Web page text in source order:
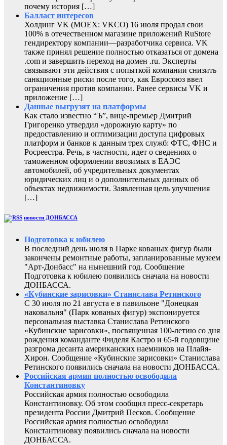
почему история […]
Балласт интересов
Холдинг VK (MOEX: VKCO) 16 июля продал свои
100% в отечественном магазине приложений RuStore
гендиректору компании—разработчика сервиса. VK
также принял решение полностью отказаться от домена
.com и завершить переход на домен .ru. Эксперты
связывают эти действия с попыткой компании снизить
санкционные риски после того, как Евросоюз ввел
ограничения против компании. Ранее сервисы VK и
приложение […]
Данные выгрузят на платформы
Как стало известно “Ъ”, вице-премьер Дмитрий
Григоренко утвердил «дорожную карту» по
предоставлению и оптимизации доступа цифровых
платформ и банков к данным трех служб: ФТС, ФНС и
Росреестра. Речь, в частности, идет о сведениях о
таможенном оформлении ввозимых в ЕАЭС
автомобилей, об учредительных документах
юридических лиц и о дополнительных данных об
объектах недвижимости. Заявленная цель улучшения
[…]
новости ДОНБАССА
Подготовка к юбилею
В последний день июля в Парке кованых фигур были
закончены ремонтные работы, запланированные музеем
"Арт-Донбасс" на нынешний год. Сообщение
Подготовка к юбилею появились сначала на новости
ДОНБАССА.
«Кубинские зарисовки» Станислава Ретинского
С 30 июля по 21 августа е в павильоне "Донецкая
наковальня" (Парк кованых фигур) экспонируется
персональная выставка Станислава Ретинского
«Кубинские зарисовки», посвященная 100-летию со дня
рождения команданте Фиделя Кастро и 65-й годовщине
разгрома десанта американских наемников на Плайя-
Хирон. Сообщение «Кубинские зарисовки» Станислава
Ретинского появились сначала на новости ДОНБАССА.
Российская армия полностью освободила
Константиновку
Российская армия полностью освободила
Константиновку. Об этом сообщил пресс-секретарь
президента России Дмитрий Песков. Сообщение
Российская армия полностью освободила
Константиновку появились сначала на новости
ДОНБАССА.